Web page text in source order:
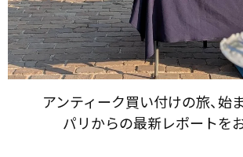
アンティーク買い付けの​旅、​始
パリからの​最新レポートを​